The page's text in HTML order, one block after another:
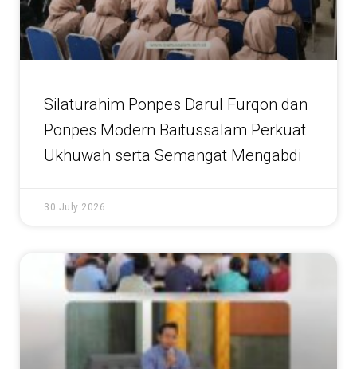
Silaturahim Ponpes Darul Furqon dan
Ponpes Modern Baitussalam Perkuat
Ukhuwah serta Semangat Mengabdi
30 July 2026